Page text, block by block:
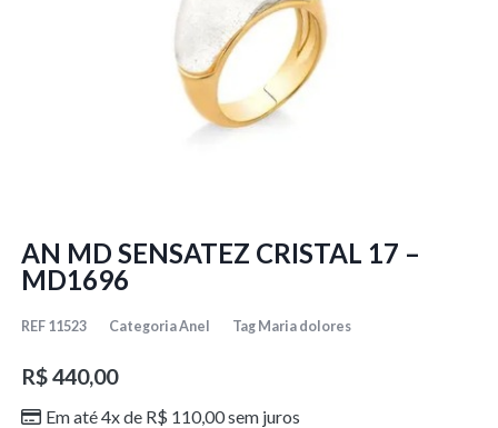
AN MD SENSATEZ CRISTAL 17 –
MD1696
REF 11523 CategoriaAnel Tag Maria dolores
R$440,00
Em até 4x de R$ 110,00sem juros